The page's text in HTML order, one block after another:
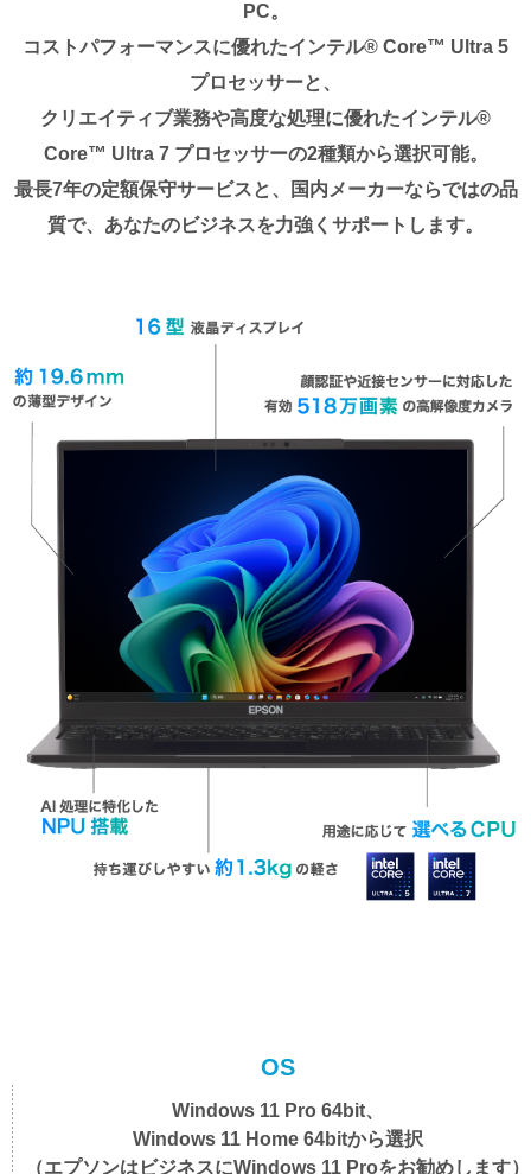
PC。
コストパフォーマンスに優れたインテル® Core™ Ultra 5
プロセッサーと、
クリエイティブ業務や高度な処理に優れたインテル®
Core™ Ultra 7 プロセッサーの2種類から選択可能。
最長7年の定額保守サービスと、国内メーカーならではの品
質で、あなたのビジネスを力強くサポートします。
OS
Windows 11 Pro 64bit、
Windows 11 Home 64bitから選択
（エプソンはビジネスにWindows 11 Proをお勧めします）